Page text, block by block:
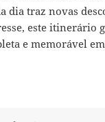
dia traz novas
este itinerário
e memorável